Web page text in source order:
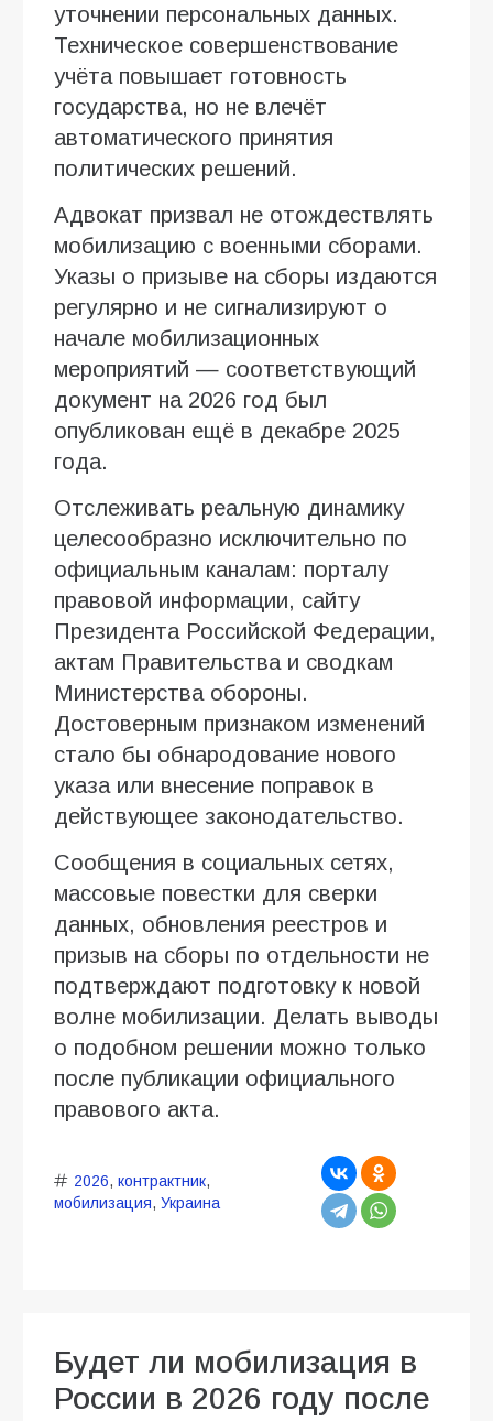
уточнении персональных данных.
Техническое совершенствование
учёта повышает готовность
государства, но не влечёт
автоматического принятия
политических решений.
Адвокат призвал не отождествлять
мобилизацию с военными сборами.
Указы о призыве на сборы издаются
регулярно и не сигнализируют о
начале мобилизационных
мероприятий — соответствующий
документ на 2026 год был
опубликован ещё в декабре 2025
года.
Отслеживать реальную динамику
целесообразно исключительно по
официальным каналам: порталу
правовой информации, сайту
Президента Российской Федерации,
актам Правительства и сводкам
Министерства обороны.
Достоверным признаком изменений
стало бы обнародование нового
указа или внесение поправок в
действующее законодательство.
Сообщения в социальных сетях,
массовые повестки для сверки
данных, обновления реестров и
призыв на сборы по отдельности не
подтверждают подготовку к новой
волне мобилизации. Делать выводы
о подобном решении можно только
после публикации официального
правового акта.
2026, контрактник,
мобилизация, Украина
Будет ли мобилизация в
России в 2026 году после